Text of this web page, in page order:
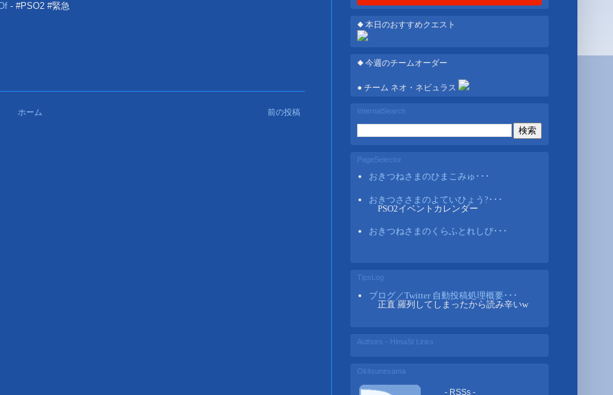
- #PSO2 #緊急
前の投稿
ホーム
◆ 本日のおすすめクエスト
◆ 今週のチームオーダー
● チーム ネオ・ネビュラス
InternalSearch
PageSelector
おきつねさまのひまこみゅ･･･
おきつささまのよていひょう?･･･
PSO2イベントカレンダー
おきつねさまのくらふとれしぴ･･･
TipsLog
ブログ／Twitter 自動投稿処理概要･･･
正直 羅列してしまったから読み辛いw
Authors - HimaSt Links
Okitsunesama
- RSSs -